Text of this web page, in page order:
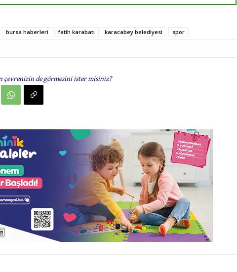
bursa haberleri fatih karabatı karacabey belediyesi spor
çevrenizin de görmesini ister misiniz?